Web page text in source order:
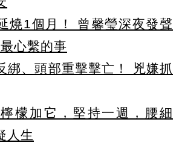
燒1個月！ 曾馨瑩深夜發聲
心繫的事
綁、頭部重擊擊亡！ 兇嫌抓
檬加它，堅持一週，腰細
人生